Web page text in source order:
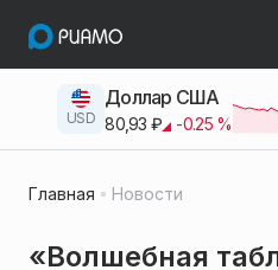
USD
Доллар США
80,93 ₽ -0.25%
Главная Новости
«Волшебная